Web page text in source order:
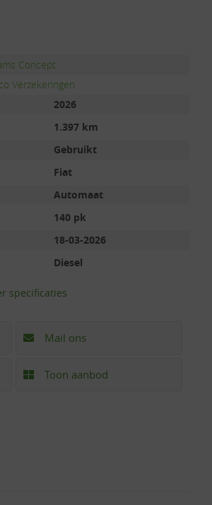
Concept
Verzekeringen
2026
1.397 km
Gebruikt
Fiat
Automaat
140 pk
18-03-2026
Diesel
specificaties
Mail ons
Toon aanbod